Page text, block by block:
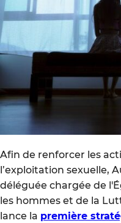
Afin de renforcer les
l’exploitation sexuelle,
déléguée chargée de
les hommes et de la
lance la première